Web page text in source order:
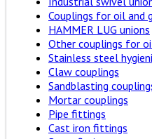
Couplings for oil and
HAMMER LUG unions
Other couplings for
Stainless steel
Claw couplings
Sandblasting
Mortar couplings
Pipe fittings
Cast iron fittings